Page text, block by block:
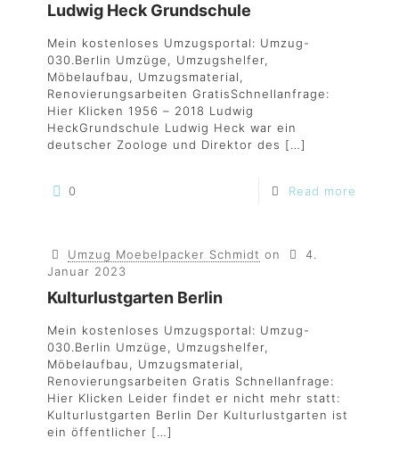
Ludwig Heck Grundschule
Mein kostenloses Umzugsportal: Umzug-
030.Berlin Umzüge, Umzugshelfer,
Möbelaufbau, Umzugsmaterial,
Renovierungsarbeiten GratisSchnellanfrage:
Hier Klicken 1956 – 2018 Ludwig
HeckGrundschule Ludwig Heck war ein
deutscher Zoologe und Direktor des […]
0 Read more
Umzug Moebelpacker Schmidt on
4.
Januar 2023
Kulturlustgarten Berlin
Mein kostenloses Umzugsportal: Umzug-
030.Berlin Umzüge, Umzugshelfer,
Möbelaufbau, Umzugsmaterial,
Renovierungsarbeiten Gratis Schnellanfrage:
Hier Klicken Leider findet er nicht mehr statt:
Kulturlustgarten Berlin Der Kulturlustgarten ist
ein öffentlicher […]